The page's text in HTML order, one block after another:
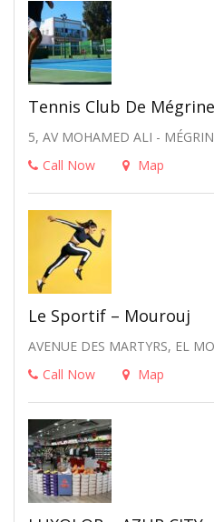
Tennis Club De Mégrine
5, AV MOHAMED ALI -
Call Now
Map
Le Sportif – Mourouj
AVENUE DES MARTYRS, EL
Call Now
Map